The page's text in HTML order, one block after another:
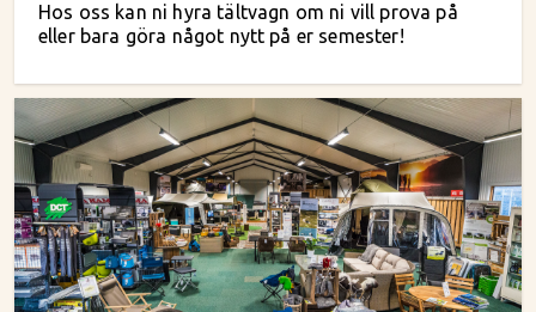
Hos oss kan ni hyra tältvagn om ni vill prova på
eller bara göra något nytt på er semester!